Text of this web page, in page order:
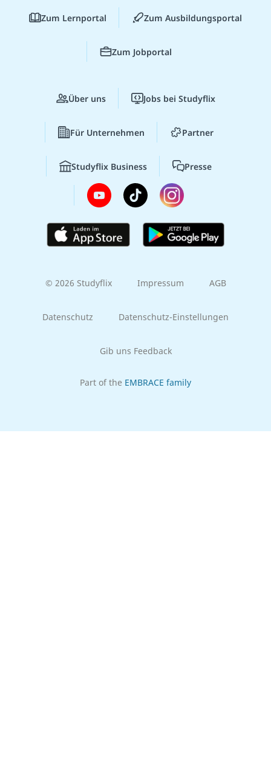
Zum Lernportal Zum Ausbildungsportal
Zum Jobportal
Über uns Jobs bei Studyflix
Für Unternehmen Partner
Studyflix Business Presse
© 2026 Studyflix Impressum AGB
Datenschutz Datenschutz-Einstellungen
Gib uns Feedback
Part of the EMBRACE family